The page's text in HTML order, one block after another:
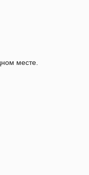
месте.